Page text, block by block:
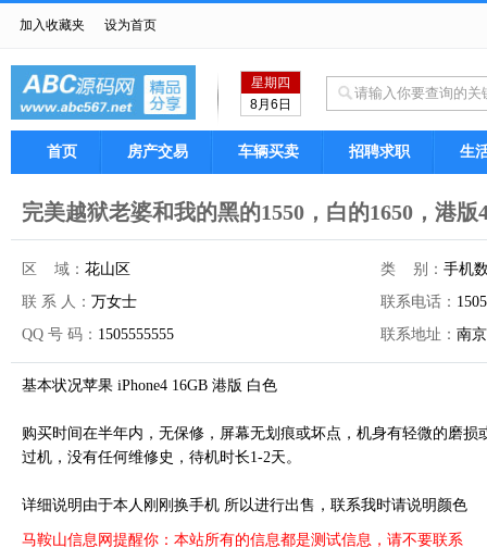
加入收藏夹 设为首页
星期四
8月6日
首页 房产交易 车辆买卖 招聘求职 生
完美越狱老婆和我的黑的1550，白的1650，港版
区 域： 花山区 类 别： 手机
联 系 人： 万女士 联系电话：
QQ 号 码： 1505555555 联系地址： 南
基本状况苹果 iPhone4 16GB 港版 白色
购买时间在半年内，无保修，屏幕无划痕或坏点，机身有轻微的磨
过机，没有任何维修史，待机时长1-2天。
详细说明由于本人刚刚换手机 所以进行出售，联系我时请说明颜色
马鞍山信息网提醒你：本站所有的信息都是测试信息，请不要联系